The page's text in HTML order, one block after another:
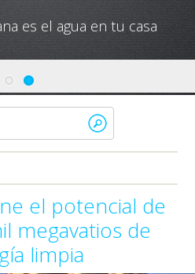
es el agua en tu casa
el potencial de
megavatios de
limpia